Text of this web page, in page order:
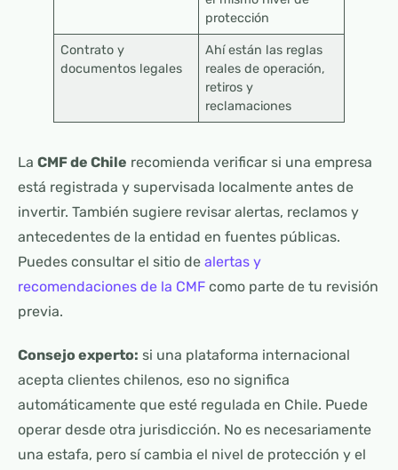
protección
Contrato y
documentos legales
Ahí están las reglas
reales de operación,
retiros y
reclamaciones
La CMF de Chile recomienda verificar si una empresa
está registrada y supervisada localmente antes de
invertir. También sugiere revisar alertas, reclamos y
antecedentes de la entidad en fuentes públicas.
Puedes consultar el sitio de alertas y
recomendaciones de la CMF como parte de tu revisión
previa.
Consejo experto: si una plataforma internacional
acepta clientes chilenos, eso no significa
automáticamente que esté regulada en Chile. Puede
operar desde otra jurisdicción. No es necesariamente
una estafa, pero sí cambia el nivel de protección y el